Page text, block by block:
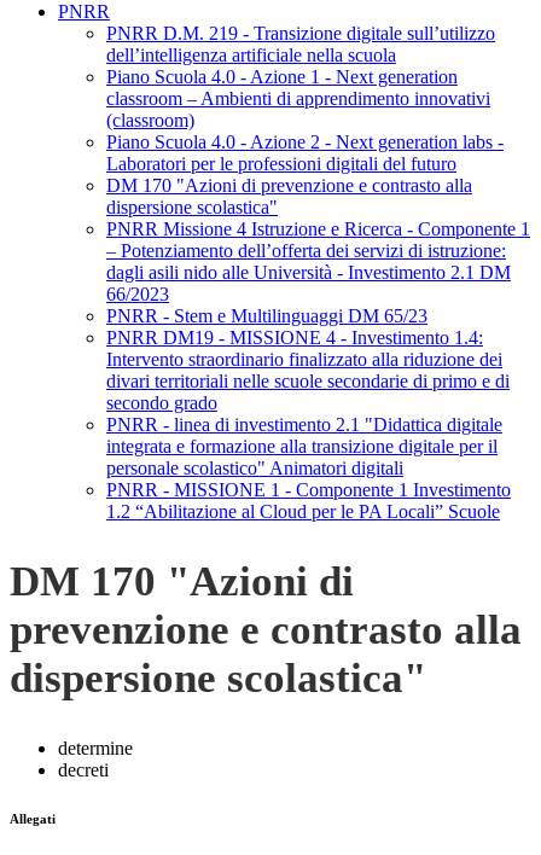
PNRR
PNRR D.M. 219 - Transizione digitale sull’utilizzo
dell’intelligenza artificiale nella scuola
Piano Scuola 4.0 - Azione 1 - Next generation
classroom – Ambienti di apprendimento innovativi
(classroom)
Piano Scuola 4.0 - Azione 2 - Next generation labs -
Laboratori per le professioni digitali del futuro
DM 170 "Azioni di prevenzione e contrasto alla
dispersione scolastica"
PNRR Missione 4 Istruzione e Ricerca - Componente 1
– Potenziamento dell’offerta dei servizi di istruzione:
dagli asili nido alle Università - Investimento 2.1 DM
66/2023
PNRR - Stem e Multilinguaggi DM 65/23
PNRR DM19 - MISSIONE 4 - Investimento 1.4:
Intervento straordinario finalizzato alla riduzione dei
divari territoriali nelle scuole secondarie di primo e di
secondo grado
PNRR - linea di investimento 2.1 "Didattica digitale
integrata e formazione alla transizione digitale per il
personale scolastico" Animatori digitali
PNRR - MISSIONE 1 - Componente 1 Investimento
1.2 “Abilitazione al Cloud per le PA Locali” Scuole
DM 170 "Azioni di
prevenzione e contrasto alla
dispersione scolastica"
determine
decreti
Allegati